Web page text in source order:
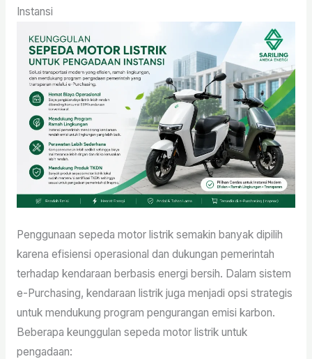
Instansi
Penggunaan sepeda motor listrik semakin banyak dipilih
karena efisiensi operasional dan dukungan pemerintah
terhadap kendaraan berbasis energi bersih. Dalam sistem
e-Purchasing, kendaraan listrik juga menjadi opsi strategis
untuk mendukung program pengurangan emisi karbon.
Beberapa keunggulan sepeda motor listrik untuk
pengadaan: